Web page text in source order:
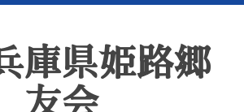
庫県姫路郷
友会